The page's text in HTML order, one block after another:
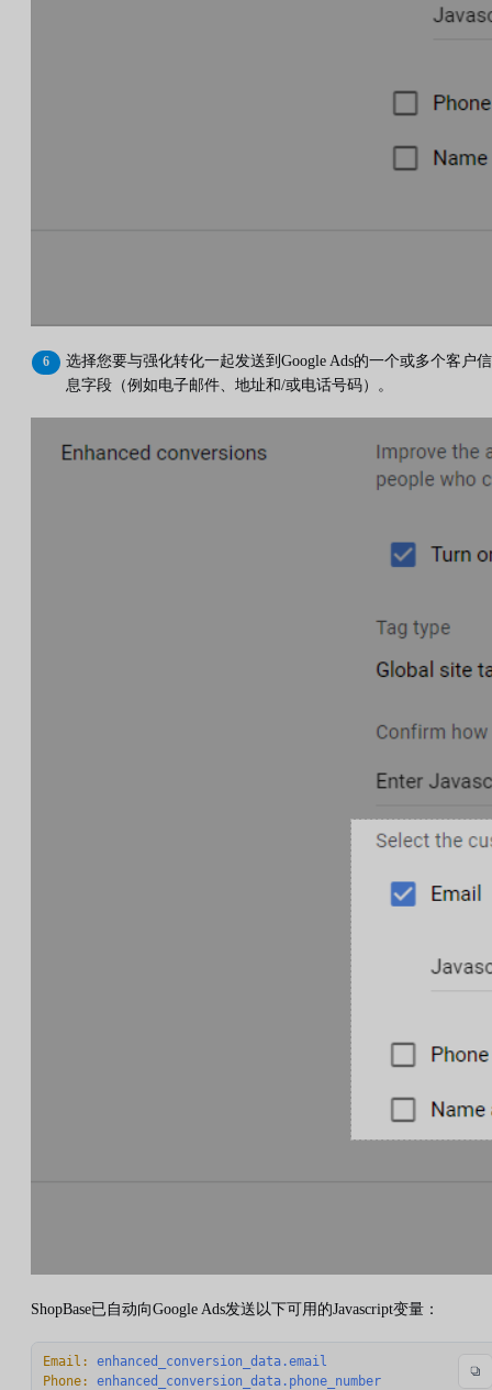
选择您要与强化转化一起发送到Google Ads的一个或多个客户信
息字段（例如电子邮件、地址和/或电话号码）。
ShopBase已自动向Google Ads发送以下可用的Javascript变量：
Email:
enhanced_conversion_data.email
Phone:
enhanced_conversion_data.phone_number